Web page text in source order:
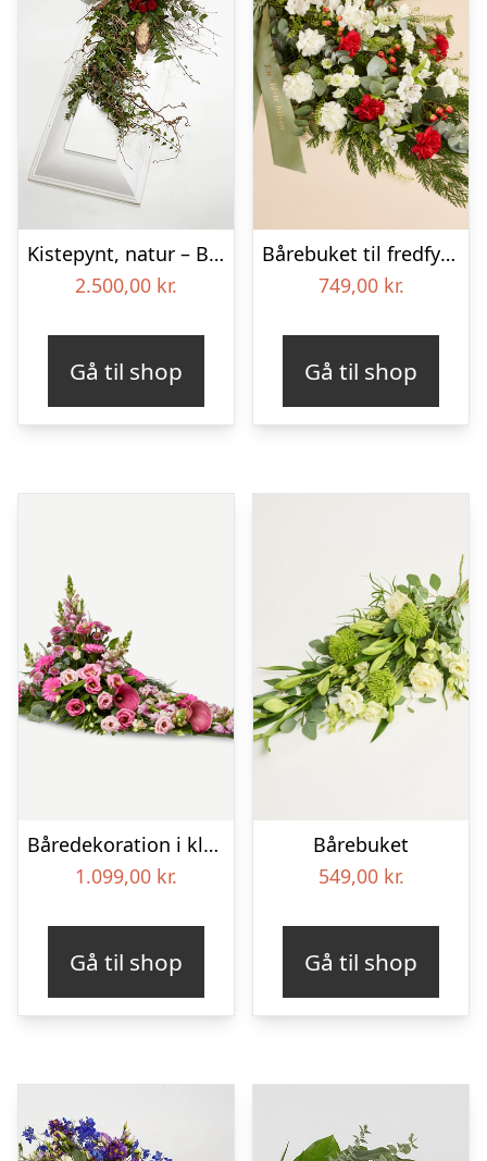
Kistepynt, natur – Blomster til begravelse
2.500,00 kr.
Gå til shop
Bårebuket til fredfyldt kærlighed med bånd
749,00 kr.
Gå til shop
Båredekoration i klassisk stil – pink
1.099,00 kr.
Gå til shop
Bårebuket
549,00 kr.
Gå til shop